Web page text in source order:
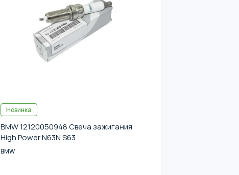
Новинка
BMW 12120050948 Свеча зажигания
High Power N63N S63
BMW